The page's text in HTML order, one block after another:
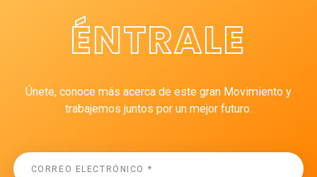
ÉNTRALE
Únete, conoce más acerca de este gran Movimiento y
trabajemos juntos por un mejor futuro.